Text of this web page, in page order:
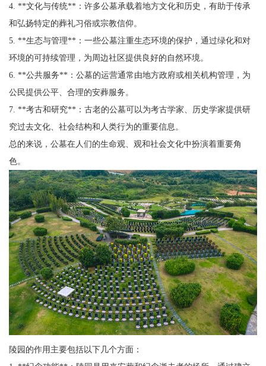
4. **文化与传统**：许多公墓承载着地方文化和历史，有助于传承
和弘扬特定的葬礼习俗或宗教信仰。
5. **生态与管理**：一些公墓注重生态环境的保护，通过绿化和对
环境的可持续管理，为周边社区提供良好的自然环境。
6. **公共服务**：公墓的运营通常由地方政府或相关机构管理，为
公民提供公平、合理的安葬服务。
7. **考古和研究**：古老的公墓可以为考古学家、历史学家提供研
究过去文化、社会结构和人类行为的重要信息。
总的来说，公墓在人们的生命观、观和社会文化中扮演着重要角
色。
陵园的作用主要包括以下几个方面：